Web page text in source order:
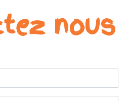
nous